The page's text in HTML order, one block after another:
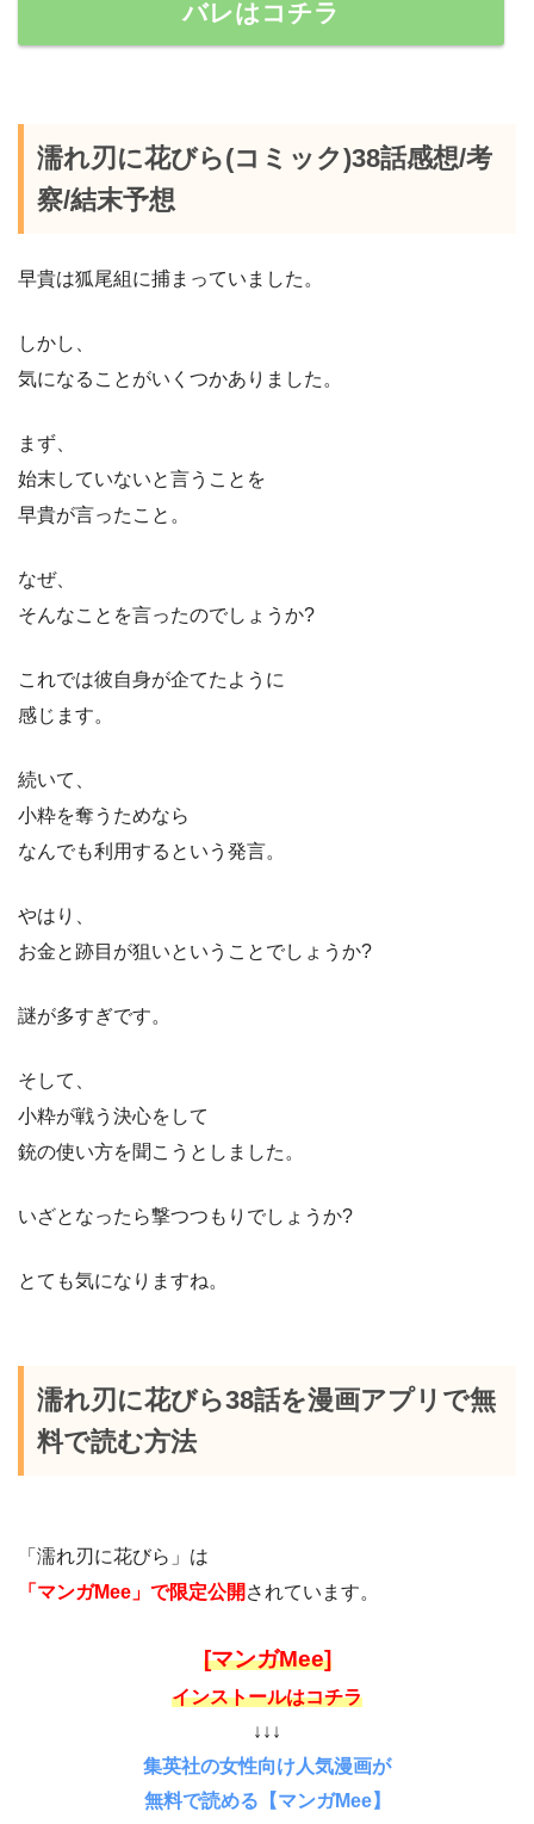
バレはコチラ
濡れ刃に花びら(コミック)38話感想/考
察/結末予想
早貴は狐尾組に捕まっていました。
しかし、
気になることがいくつかありました。
まず、
始末していないと言うことを
早貴が言ったこと。
なぜ、
そんなことを言ったのでしょうか?
これでは彼自身が企てたように
感じます。
続いて、
小粋を奪うためなら
なんでも利用するという発言。
やはり、
お金と跡目が狙いということでしょうか?
謎が多すぎです。
そして、
小粋が戦う決心をして
銃の使い方を聞こうとしました。
いざとなったら撃つつもりでしょうか?
とても気になりますね。
濡れ刃に花びら38話を漫画アプリで無
料で読む方法
「濡れ刃に花びら」は
「マンガMee」で限定公開 されています。
[マンガMee]
インストールはコチラ
↓↓↓
集英社の女性向け人気漫画が
無料で読める【マンガMee】